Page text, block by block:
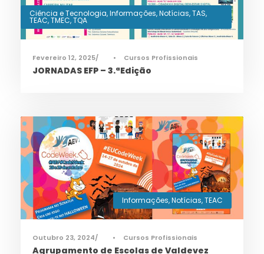
Ciência e Tecnologia,Informações,Notícias,TAS,
TEAC,TMEC,TQA
Fevereiro 12, 2025 • Cursos Profissionais
JORNADAS EFP – 3.ªEdição
Informações,Notícias,TEAC
Outubro 23, 2024 • Cursos Profissionais
Agrupamento de Escolas de Valdevez